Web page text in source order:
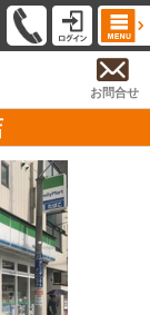
お問合せ